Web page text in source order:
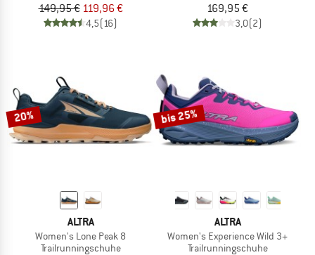
149,95 € 119,96 €
4,5(16)
169,95 €
3,0(2)
20%
ALTRA
Women's Lone Peak 8
Trailrunningschuhe
bis 25%
ALTRA
Women's Experience Wild 3+
Trailrunningschuhe